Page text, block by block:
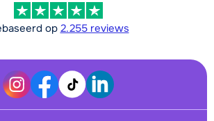
op 2.255 reviews